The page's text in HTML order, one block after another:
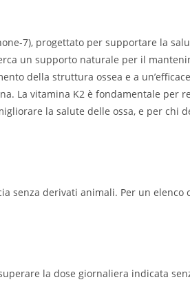
7), progettato per supportare la
un supporto naturale per il
della struttura ossea e a
La vitamina K2 è fondamentale per
la salute delle ossa, e per chi
senza derivati animali. Per un
la dose giornaliera indicata